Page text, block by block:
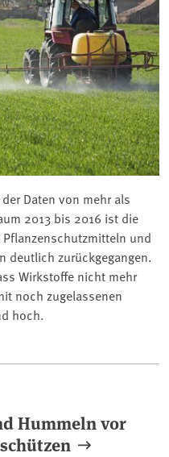
Daten von mehr als
2013 bis 2016 ist die
und
deutlich zurückgegangen.
Wirkstoffe nicht mehr
noch zugelassenen
hoch.
Hummeln vor